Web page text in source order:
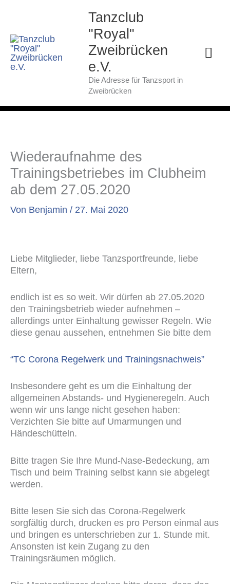
Tanzclub
"Royal"
Zweibrücken
e.V.
Die Adresse für Tanzsport in
Zweibrücken
Wiederaufnahme des
Trainingsbetriebes im Clubheim
ab dem 27.05.2020
Von Benjamin / 27. Mai 2020
Liebe Mitglieder, liebe Tanzsportfreunde, liebe
Eltern,
endlich ist es so weit. Wir dürfen ab 27.05.2020
den Trainingsbetrieb wieder aufnehmen –
allerdings unter Einhaltung gewisser Regeln. Wie
diese genau aussehen, entnehmen Sie bitte dem
“TC Corona Regelwerk und Trainingsnachweis”
Insbesondere geht es um die Einhaltung der
allgemeinen Abstands- und Hygieneregeln. Auch
wenn wir uns lange nicht gesehen haben:
Verzichten Sie bitte auf Umarmungen und
Händeschütteln.
Bitte tragen Sie Ihre Mund-Nase-Bedeckung, am
Tisch und beim Training selbst kann sie abgelegt
werden.
Bitte lesen Sie sich das Corona-Regelwerk
sorgfältig durch, drucken es pro Person einmal aus
und bringen es unterschrieben zur 1. Stunde mit.
Ansonsten ist kein Zugang zu den
Trainingsräumen möglich.